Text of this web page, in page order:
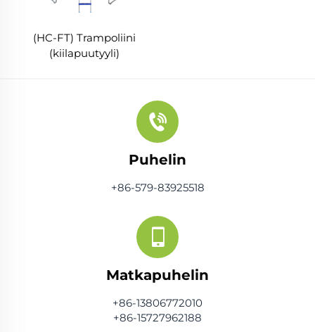
(HC-FT) Trampoliini
(kiilapuutyyli)
Puhelin
+86-579-83925518
Matkapuhelin
+86-13806772010
+86-15727962188